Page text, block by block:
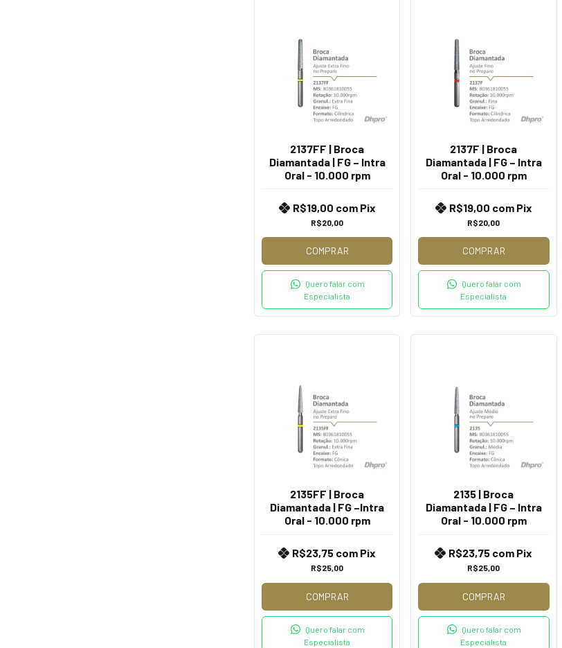
2137FF | Broca
Diamantada | FG – Intra
Oral - 10.000 rpm
R$20,00
R$19,00 com Pix
COMPRAR
Quero falar com
Especialista
2137F | Broca
Diamantada | FG – Intra
Oral - 10.000 rpm
R$20,00
R$19,00 com Pix
COMPRAR
Quero falar com
Especialista
2135FF | Broca
Diamantada | FG –Intra
Oral - 10.000 rpm
R$25,00
R$23,75 com Pix
COMPRAR
Quero falar com
Especialista
2135 | Broca
Diamantada | FG – Intra
Oral - 10.000 rpm
R$25,00
R$23,75 com Pix
COMPRAR
Quero falar com
Especialista